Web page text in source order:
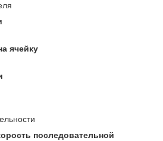
ячейку
последовательной